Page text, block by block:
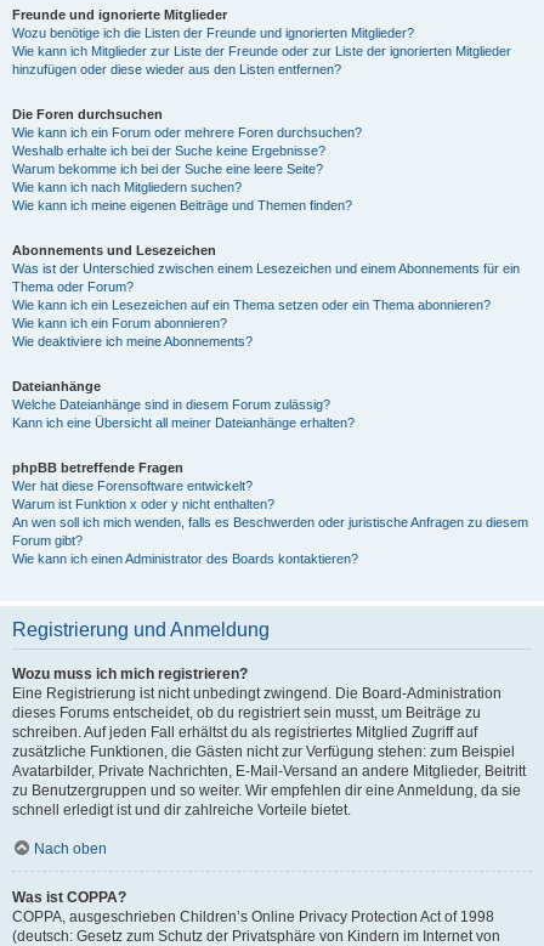
Freunde und ignorierte Mitglieder
Wozu benötige ich die Listen der Freunde und ignorierten Mitglieder?
Wie kann ich Mitglieder zur Liste der Freunde oder zur Liste der ignorierten Mitglieder
hinzufügen oder diese wieder aus den Listen entfernen?
Die Foren durchsuchen
Wie kann ich ein Forum oder mehrere Foren durchsuchen?
Weshalb erhalte ich bei der Suche keine Ergebnisse?
Warum bekomme ich bei der Suche eine leere Seite?
Wie kann ich nach Mitgliedern suchen?
Wie kann ich meine eigenen Beiträge und Themen finden?
Abonnements und Lesezeichen
Was ist der Unterschied zwischen einem Lesezeichen und einem Abonnements für ein
Thema oder Forum?
Wie kann ich ein Lesezeichen auf ein Thema setzen oder ein Thema abonnieren?
Wie kann ich ein Forum abonnieren?
Wie deaktiviere ich meine Abonnements?
Dateianhänge
Welche Dateianhänge sind in diesem Forum zulässig?
Kann ich eine Übersicht all meiner Dateianhänge erhalten?
phpBB betreffende Fragen
Wer hat diese Forensoftware entwickelt?
Warum ist Funktion x oder y nicht enthalten?
An wen soll ich mich wenden, falls es Beschwerden oder juristische Anfragen zu diesem
Forum gibt?
Wie kann ich einen Administrator des Boards kontaktieren?
Registrierung und Anmeldung
Wozu muss ich mich registrieren?
Eine Registrierung ist nicht unbedingt zwingend. Die Board-Administration
dieses Forums entscheidet, ob du registriert sein musst, um Beiträge zu
schreiben. Auf jeden Fall erhältst du als registriertes Mitglied Zugriff auf
zusätzliche Funktionen, die Gästen nicht zur Verfügung stehen: zum Beispiel
Avatarbilder, Private Nachrichten, E-Mail-Versand an andere Mitglieder, Beitritt
zu Benutzergruppen und so weiter. Wir empfehlen dir eine Anmeldung, da sie
schnell erledigt ist und dir zahlreiche Vorteile bietet.
Nach oben
Was ist COPPA?
COPPA, ausgeschrieben Children’s Online Privacy Protection Act of 1998
(deutsch: Gesetz zum Schutz der Privatsphäre von Kindern im Internet von